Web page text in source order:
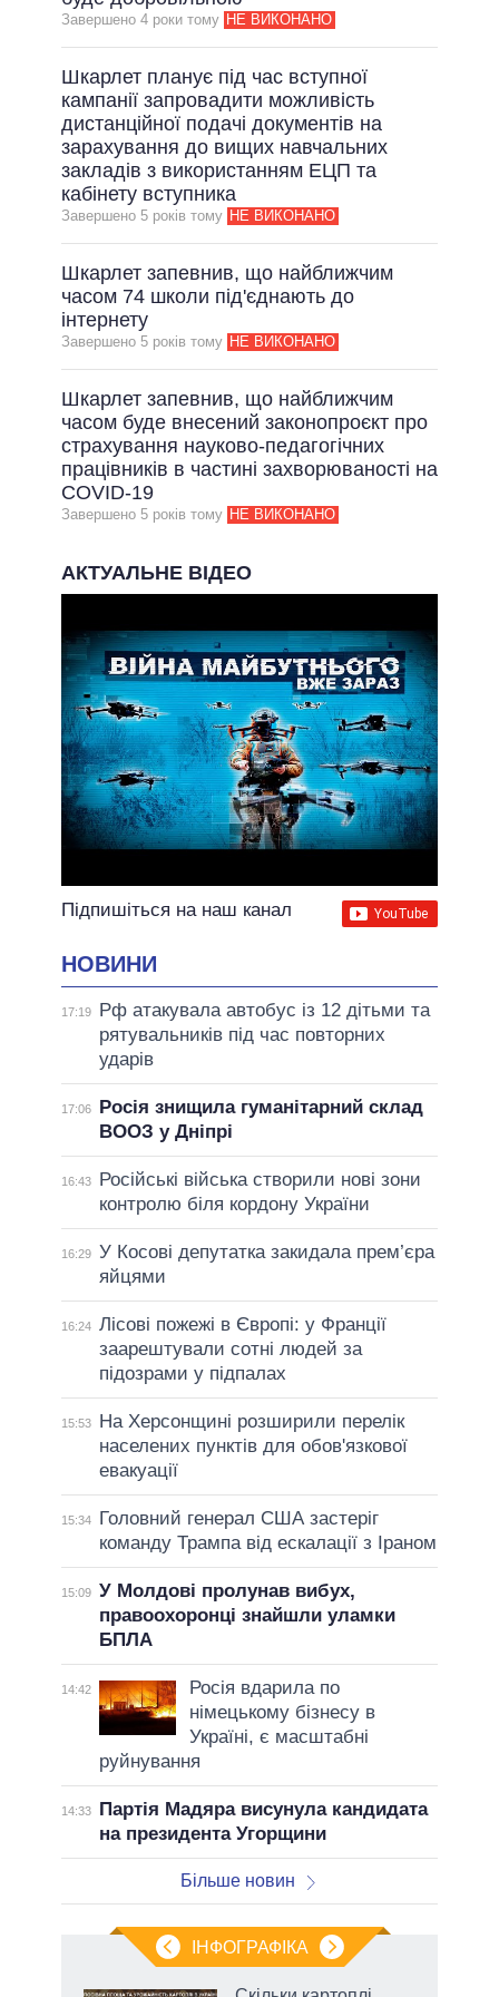
ВСІ ОБІЦЯНКИ
АРХІВНІ ОБІЦЯНКИ
Завершено 4 роки тому НЕ ВИКОНАНО
Шкарлет планує під час вступної
кампанії запровадити можливість
дистанційної подачі документів на
зарахування до вищих навчальних
закладів з використанням ЕЦП та
кабінету вступника
Завершено 5 рокiв тому НЕ ВИКОНАНО
Шкарлет запевнив, що найближчим
часом 74 школи під'єднають до
інтернету
Завершено 5 рокiв тому НЕ ВИКОНАНО
Шкарлет запевнив, що найближчим
часом буде внесений законопроєкт про
страхування науково-педагогічних
працівників в частині захворюваності на
COVID-19
Завершено 5 рокiв тому НЕ ВИКОНАНО
АКТУАЛЬНЕ ВІДЕО
Підпишіться на наш канал
НОВИНИ
17:19
Рф атакувала автобус із 12 дітьми та
рятувальників під час повторних
ударів
17:06
Росія знищила гуманітарний склад
ВООЗ у Дніпрі
16:43
Російські війська створили нові зони
контролю біля кордону України
16:29 У Косові депутатка закидала прем’єра
яйцями
16:24 Лісові пожежі в Європі: у Франції
заарештували сотні людей за
підозрами у підпалах
15:53
На Херсонщині розширили перелік
населених пунктів для обов'язкової
евакуації
15:34
Головний генерал США застеріг
команду Трампа від ескалації з Іраном
15:09 У Молдові пролунав вибух,
правоохоронці знайшли уламки
БПЛА
14:42
Росія вдарила по
німецькому бізнесу в
Україні, є масштабні
руйнування
14:33
Партія Мадяра висунула кандидата
на президента Угорщини
Більше новин
ІНФОГРАФІКА